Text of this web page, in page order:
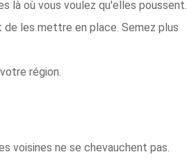
là où vous voulez qu'elles poussent.
de les mettre en place. Semez plus
région.
voisines ne se chevauchent pas.